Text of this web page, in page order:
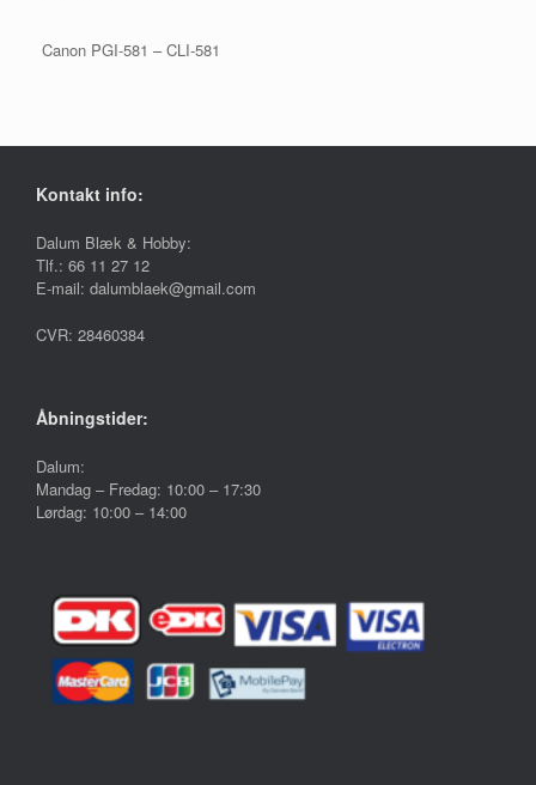
Canon PGI-581 – CLI-581
Kontakt info:
Dalum Blæk & Hobby:
Tlf.: 66 11 27 12
E-mail: dalumblaek@gmail.com
CVR: 28460384
Åbningstider:
Dalum:
Mandag – Fredag: 10:00 – 17:30
Lørdag: 10:00 – 14:00